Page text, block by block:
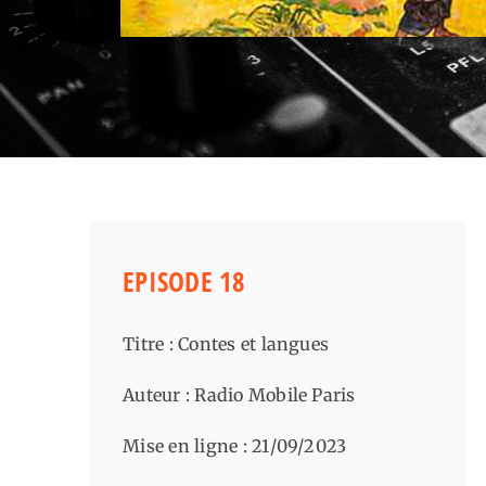
EPISODE 18
Titre : Contes et langues
Auteur : Radio Mobile Paris
Mise en ligne : 21/09/2023